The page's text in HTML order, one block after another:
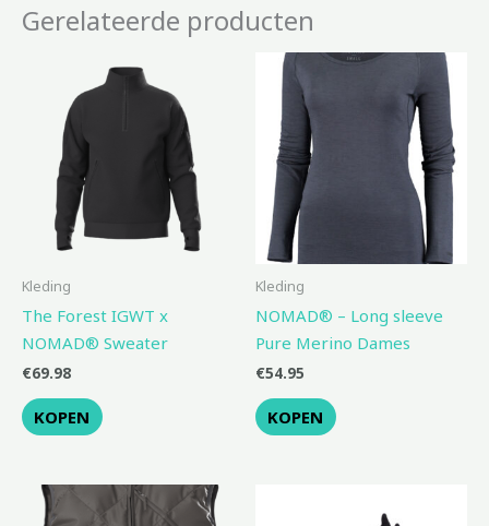
Gerelateerde producten
Kleding
The Forest IGWT x
NOMAD® Sweater
€69.98
KOPEN
Kleding
NOMAD® – Long sleeve
Pure Merino Dames
€54.95
KOPEN